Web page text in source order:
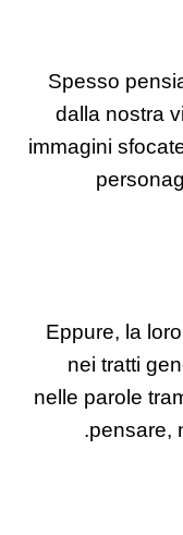
Spesso
dalla nostra
immagini
Eppure, la
nei tratti
nelle parole
pensare,